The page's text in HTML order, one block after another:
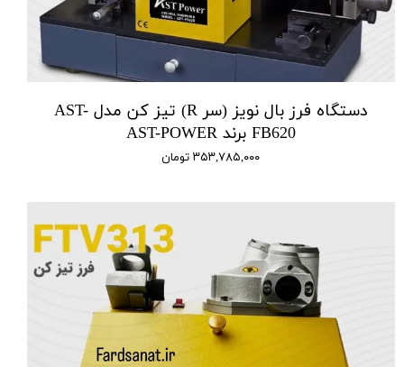
دستگاه فرز بال نویز (سر R) تیز کن مدل AST-
FB620 برند AST-POWER
۳۵۳,۷۸۵,۰۰۰ تومان